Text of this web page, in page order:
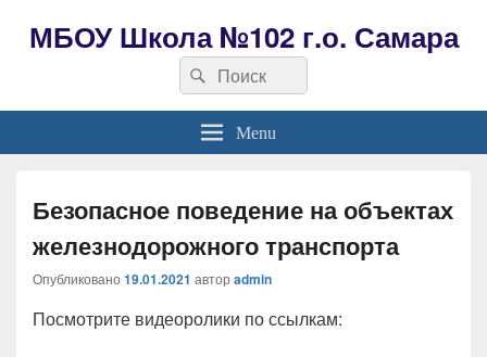
МБОУ Школа №102 г.о. Самара
Search
for:
Search
Menu
Безопасное поведение на объектах
железнодорожного транспорта
Опубликовано 19.01.2021 автор admin
Посмотрите видеоролики по ссылкам: